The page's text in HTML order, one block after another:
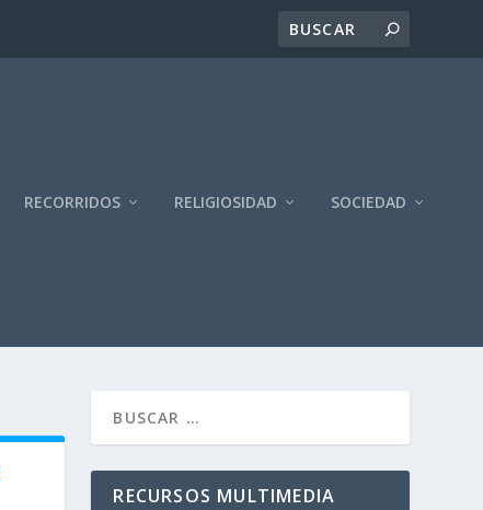
RECORRIDOS RELIGIOSIDAD SOCIEDAD
RECURSOS MULTIMEDIA